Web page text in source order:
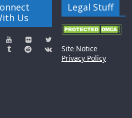
Us
Legal Stuff
Site Notice
Privacy Policy